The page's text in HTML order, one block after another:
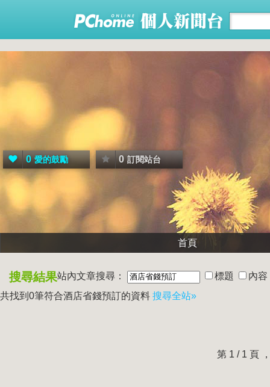
0 愛的鼓勵 0 訂閱站台
首頁
搜尋結果站內文章搜尋： 標題
內容
共找到0筆符合酒店省錢預訂的資料 搜尋全站»
第 1 / 1